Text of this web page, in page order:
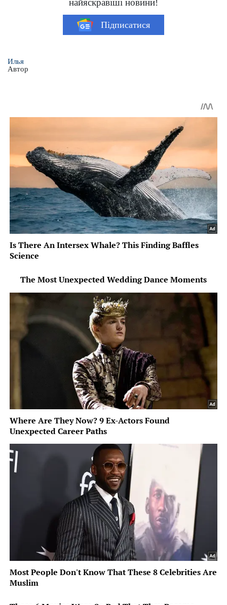
найяскравіші новини!
Підписатися
Илья
Автор